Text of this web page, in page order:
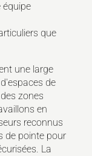
équipe
que
une large
de
zones
en
reconnus
de pointe pour
La